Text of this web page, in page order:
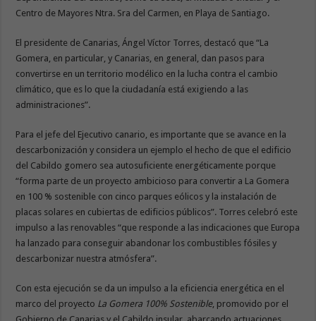
Centro de Mayores Ntra. Sra del Carmen, en Playa de Santiago.
El presidente de Canarias, Ángel Víctor Torres, destacó que “La
Gomera, en particular, y Canarias, en general, dan pasos para
convertirse en un territorio modélico en la lucha contra el cambio
climático, que es lo que la ciudadanía está exigiendo a las
administraciones”.
Para el jefe del Ejecutivo canario, es importante que se avance en la
descarbonización y considera un ejemplo el hecho de que el edificio
del Cabildo gomero sea autosuficiente energéticamente porque
“forma parte de un proyecto ambicioso para convertir a La Gomera
en 100 % sostenible con cinco parques eólicos y la instalación de
placas solares en cubiertas de edificios públicos”. Torres celebró este
impulso a las renovables “que responde a las indicaciones que Europa
ha lanzado para conseguir abandonar los combustibles fósiles y
descarbonizar nuestra atmósfera”.
Con esta ejecución se da un impulso a la eficiencia energética en el
marco del proyecto La Gomera 100% Sostenible, promovido por el